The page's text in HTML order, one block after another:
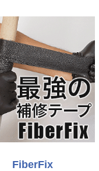
FiberFix